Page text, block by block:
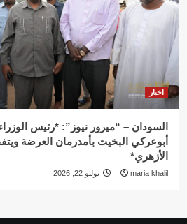
اخبار
السودان – “ميرور نيوز”: *رئيس
أبوعركي البخيت بأمدرمان العرضة
الأزهري*
maria khalil يوليو 22, 2026